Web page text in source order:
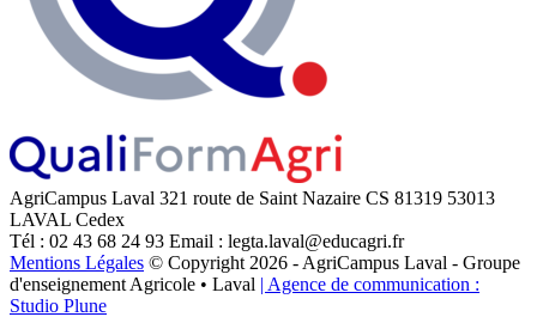
AgriCampus Laval 321 route de Saint Nazaire CS 81319 53013
LAVAL Cedex
Tél : 02 43 68 24 93 Email : legta.laval@educagri.fr
Mentions Légales © Copyright 2026 - AgriCampus Laval - Groupe
d'enseignement Agricole • Laval | Agence de communication :
Studio Plune